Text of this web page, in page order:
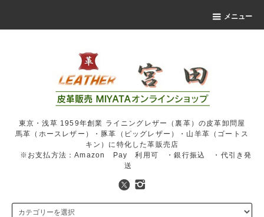
メニュー
東京・浅草 1959年創業 ライニングレザー（裏革）の皮革卸問屋
馬革（ホースレザー）・豚革（ピッグレザー）・山羊革（ゴートス
キン）に特化した革販売店
※お支払方法：Amazon Pay 利用可 ・銀行振込 ・代引き発
送